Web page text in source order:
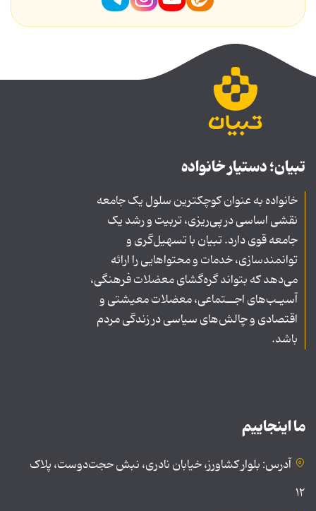
تبیان؛ دستیار خانواده
خانواده به عنوان کوچکترین سلول یک جامعه
نقشی اساسی در پی‌ریزی، تربیت و رشد یک
جامعه قوی دارد. تبیان با تسهیل‌گری و
توانمندسازی، خدمات و محتواهایی را ارائه
می‌دهد که بتواند گره‌گشای معضلات فرهنگی،
آسیـب‌های اجــتماعی، معضلات معیشتی و
اقتصادی و چالش‌های سیاسی در زندگی مردم
باشد.
ما اینجاییم
آدرس: بلوار کشاورز، خیابان نادری، نبش حجت‌دوست، پلاک
۱۲